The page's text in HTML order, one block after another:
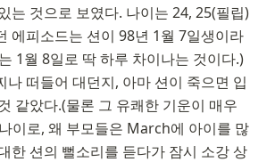
는 것으로 보였다. 나이는 24, 25(필립)
에피소드는 션이 98년 1월 7일생이라
1월 8일로 딱 하루 차이나는 것이다.)
나 떠들어 대던지, 아마 션이 죽으면 입
같았다.(물론 그 유쾌한 기운이 매우
이로, 왜 부모들은 March에 아이를 많
한 션의 뻘소리를 듣다가 잠시 소강 상